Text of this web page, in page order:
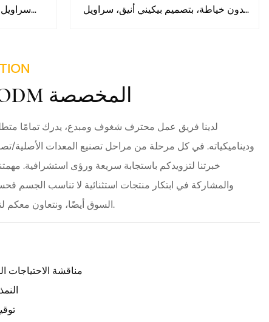
سراويل
سراويل
شكل حرف V، رقم الموديل 9619#
بدون خياطة، بتصميم بيكيني أنيق، سراويل
خدمة OEM/ODM المخصصة
لدينا فريق عمل محترف شغوف ومبدع، يدرك تمامًا
وديناميكياته. في كل مرحلة من مراحل تصنيع المعدات الأصلية/
خبرتنا لتزويدكم باستجابة سريعة ورؤى استشرافية.
والمشاركة في ابتكار منتجات استثنائية لا تناسب الجسم
السوق أيضًا، ونتعاون معكم لتحقيق قيمة تجارية مشتركة.
مناقشة الاحتياجات